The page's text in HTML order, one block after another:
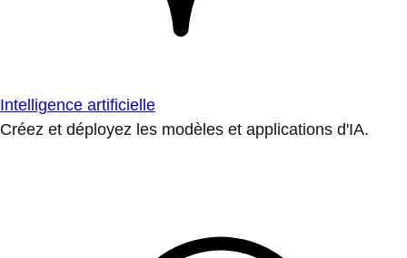
Intelligence artificielle
Créez et déployez les modèles et applications d'IA.